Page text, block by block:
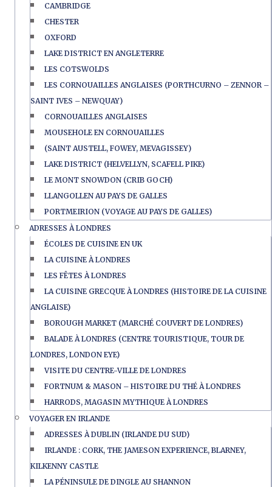
CAMBRIDGE
CHESTER
OXFORD
LAKE DISTRICT EN ANGLETERRE
LES COTSWOLDS
LES CORNOUAILLES ANGLAISES (PORTHCURNO – ZENNOR –
SAINT IVES – NEWQUAY)
CORNOUAILLES ANGLAISES
MOUSEHOLE EN CORNOUAILLES
(SAINT AUSTELL, FOWEY, MEVAGISSEY)
LAKE DISTRICT (HELVELLYN, SCAFELL PIKE)
LE MONT SNOWDON (CRIB GOCH)
LLANGOLLEN AU PAYS DE GALLES
PORTMEIRION (VOYAGE AU PAYS DE GALLES)
ADRESSES À LONDRES
ÉCOLES DE CUISINE EN UK
LA CUISINE À LONDRES
LES FÊTES À LONDRES
LA CUISINE GRECQUE À LONDRES (HISTOIRE DE LA CUISINE
ANGLAISE)
BOROUGH MARKET (MARCHÉ COUVERT DE LONDRES)
BALADE À LONDRES (CENTRE TOURISTIQUE, TOUR DE
LONDRES, LONDON EYE)
VISITE DU CENTRE-VILLE DE LONDRES
FORTNUM & MASON – HISTOIRE DU THÉ À LONDRES
HARRODS, MAGASIN MYTHIQUE À LONDRES
VOYAGER EN IRLANDE
ADRESSES À DUBLIN (IRLANDE DU SUD)
IRLANDE : CORK, THE JAMESON EXPERIENCE, BLARNEY,
KILKENNY CASTLE
LA PÉNINSULE DE DINGLE AU SHANNON